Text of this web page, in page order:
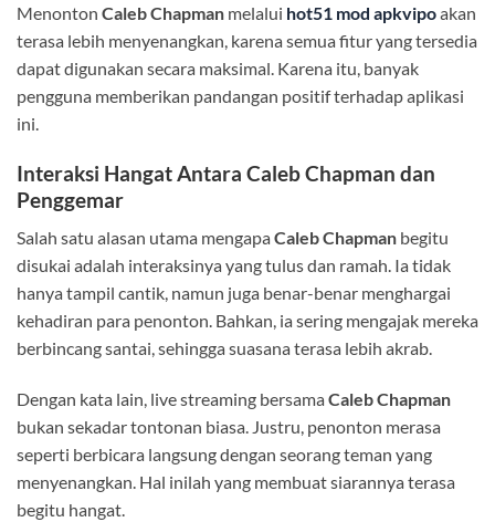
Menonton Caleb Chapman melalui hot51 mod apkvipoakan
terasa lebih menyenangkan, karena semua fitur yang tersedia
dapat digunakan secara maksimal. Karena itu, banyak
pengguna memberikan pandangan positif terhadap aplikasi
ini.
Interaksi Hangat Antara Caleb Chapman dan
Penggemar
Salah satu alasan utama mengapaCaleb Chapman begitu
disukai adalah interaksinya yang tulus dan ramah. Ia tidak
hanya tampil cantik, namun juga benar-benar menghargai
kehadiran para penonton. Bahkan, ia sering mengajak mereka
berbincang santai, sehingga suasana terasa lebih akrab.
Dengan kata lain, live streaming bersamaCaleb Chapman
bukan sekadar tontonan biasa. Justru, penonton merasa
seperti berbicara langsung dengan seorang teman yang
menyenangkan. Hal inilah yang membuat siarannya terasa
begitu hangat.